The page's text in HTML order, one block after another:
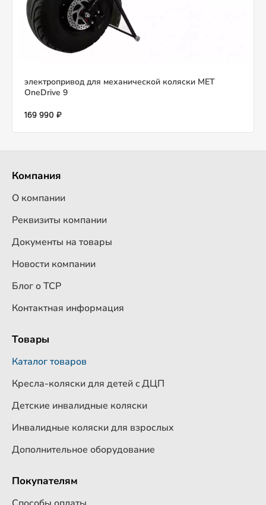
электропривод для механической коляски MET
OneDrive 9
169 990 ₽
Компания
О компании
Реквизиты компании
Документы на товары
Новости компании
Блог о ТСР
Контактная информация
Товары
Каталог товаров
Кресла-коляски для детей c ДЦП
Детские инвалидные коляски
Инвалидные коляски для взрослых
Дополнительное оборудование
Покупателям